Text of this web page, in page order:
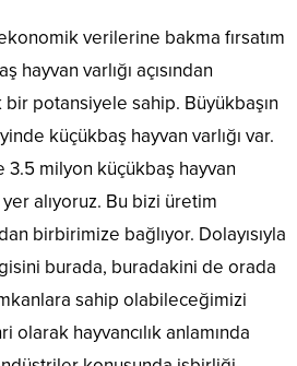
verilerine bakma fırsatım
varlığı açısından
potansiyele sahip. Büyükbaşın
küçükbaş hayvan varlığı var.
milyon küçükbaş hayvan
yer alıyoruz. Bu bizi üretim
birbirimize bağlıyor. Dolayısıyla
burada, buradakini de orada
sahip olabileceğimizi
olarak hayvancılık anlamında